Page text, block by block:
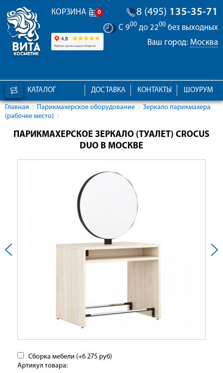
КОРЗИНА 0 8 (495) 135-35-71
С 900 до 2200 без выходных
Ваш город: Москва
КАТАЛОГ ШОУРУМ
КОНТАКТЫ
ДОСТАВКА
Главная Парикмахерское оборудование
Зеркало парикмахера
(рабочее место)
ПАРИКМАХЕРСКОЕ ЗЕРКАЛО (ТУАЛЕТ) CROCUS
DUO В МОСКВЕ
Сборка мебели (+6 275 руб)
Артикул товара: